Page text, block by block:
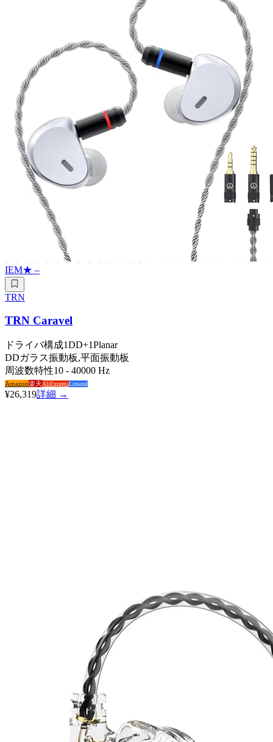
IEM★–
TRN
TRN Caravel
ドライバ構成1DD+1Planar
DDガラス振動板,平面振動板
周波数特性10 - 40000 Hz
Amazon楽天AliExpressLinsoul
¥26,319詳細 →